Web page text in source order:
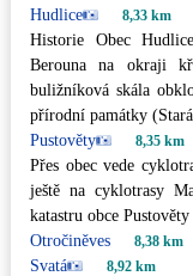
Hudlice 8,33 km
Historie Obec
Berouna na okraji
buližníková skála
přírodní památky
Pustověty
8,35 km
Přes obec vede
ještě na cyklotrasy
katastru obce
Otročiněves
8,38 km
Svatá 8,92 km